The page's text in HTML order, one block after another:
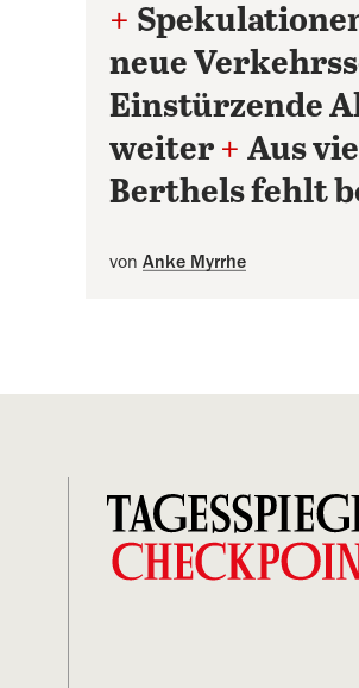
+
neue
Einstürzende
weiter + Aus
Berthels fehlt
von Anke Myrrhe